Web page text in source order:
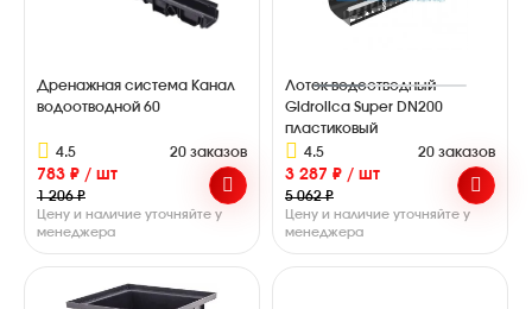
Дренажная система Канал
водоотводной 60
4.5 20 заказов
783 ₽ / шт
1 206 ₽
Цену и наличие уточняйте у
менеджера
Лоток водоотводный
Gidrolica Super DN200
пластиковый
4.5
20 заказов
3 287 ₽ / шт
5 062 ₽
Цену и наличие уточняйте у
менеджера